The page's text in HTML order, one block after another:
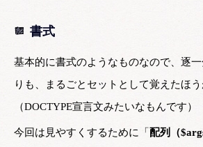
書式
基本的に書式のようなものなので、逐
りも、まるごとセットとして覚えたほう
（DOCTYPE宣言文みたいなもんです）
今回は見やすくするために「 配列（